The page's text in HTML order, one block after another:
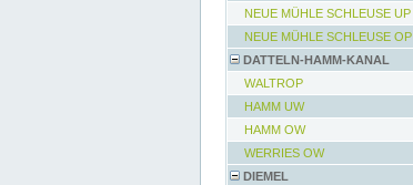
NEUE MÜHLE SCHLEUSE UP
NEUE MÜHLE SCHLEUSE OP
DATTELN-HAMM-KANAL
WALTROP
HAMM UW
HAMM OW
WERRIES OW
DIEMEL